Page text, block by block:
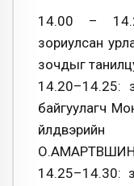
14.00 –
зориулсан
зочдыг
14.20–14.25:
байгуулагч
О.АМАРТҮВШИН
14.25–14.30: